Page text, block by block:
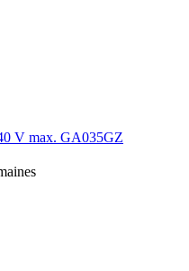
V max. GA035GZ